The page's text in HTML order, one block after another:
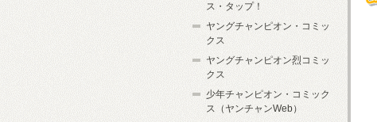
ス・タップ！
ヤングチャンピオン・コミッ
クス
ヤングチャンピオン烈コミッ
クス
少年チャンピオン・コミック
ス（ヤンチャンWeb）